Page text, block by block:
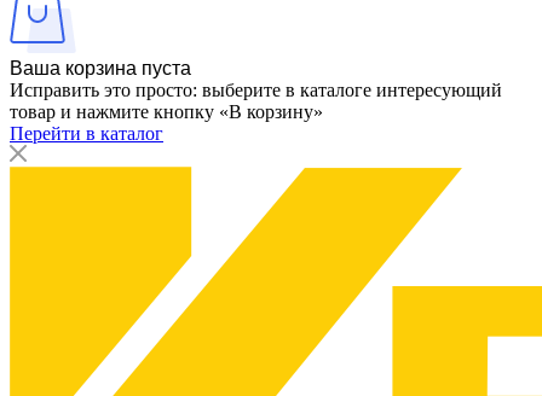
Ваша корзина пуста
Исправить это просто: выберите в каталоге интересующий
товар и нажмите кнопку «В корзину»
Перейти в каталог